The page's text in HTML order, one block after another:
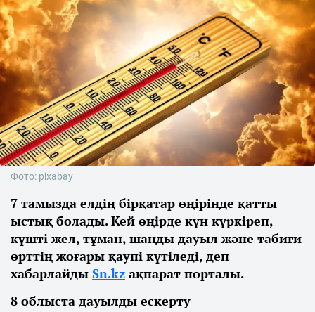
Фото: pixabay
7 тамызда елдің бірқатар өңірінде қатты
ыстық болады. Кей өңірде күн күркіреп,
күшті жел, тұман, шаңды дауыл және табиғи
өрттің жоғары қаупі күтіледі, деп
хабарлайды Sn.kz ақпарат порталы.
8 облыста дауылды ескерту